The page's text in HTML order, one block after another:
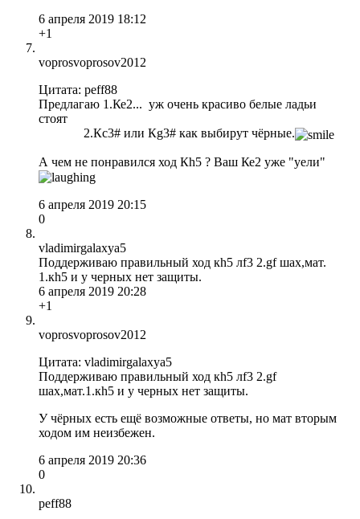
6 апреля 2019 18:12
+1
voprosvoprosov2012
Цитата: peff88
Предлагаю 1.Ке2... уж очень красиво белые ладьи
стоят
2.Кс3# или Кg3# как выбирут чёрные.
А чем не понравился ход Кh5 ? Ваш Ке2 уже "уели"
6 апреля 2019 20:15
0
vladimirgalaxya5
Поддерживаю правильный ход кh5 лf3 2.gf шах,мат.
1.кh5 и у черных нет защиты.
6 апреля 2019 20:28
+1
voprosvoprosov2012
Цитата: vladimirgalaxya5
Поддерживаю правильный ход кh5 лf3 2.gf
шах,мат.1.кh5 и у черных нет защиты.
У чёрных есть ещё возможные ответы, но мат вторым
ходом им неизбежен.
6 апреля 2019 20:36
0
peff88